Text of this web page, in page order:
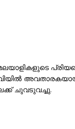
അവതാരകയായി
ചുവടുവച്ചു.